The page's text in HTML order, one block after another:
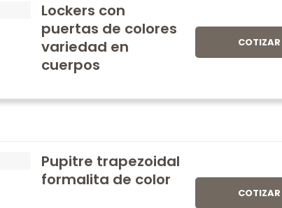
Lockers con
puertas de colores
variedad en
cuerpos
COTIZAR
Pupitre trapezoidal
formalita de color
COTIZAR